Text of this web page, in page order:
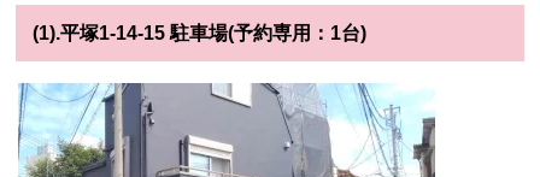
(1).平塚1-14-15 駐車場(予約専用：1台)